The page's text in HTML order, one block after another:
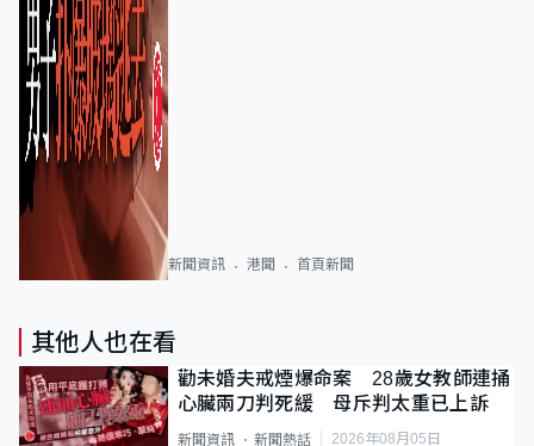
新聞資訊 港聞 首頁新聞
其他人也在看
勸未婚夫戒煙爆命案 28歲女教師連捅
心臟兩刀判死緩 母斥判太重已上訴
新聞資訊 新聞熱話 2026年08月05日